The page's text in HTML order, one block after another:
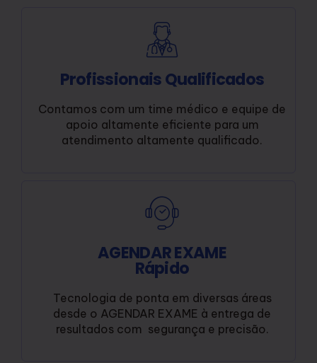
Profissionais Qualificados
Contamos com um time médico e equipe de
apoio altamente eficiente para um
atendimento altamente qualificado.
AGENDAR EXAME
Rápido
Tecnologia de ponta em diversas áreas
desde o AGENDAR EXAME à entrega de
resultados com segurança e precisão.